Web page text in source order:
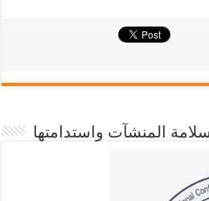
المنشآت واستدامتها